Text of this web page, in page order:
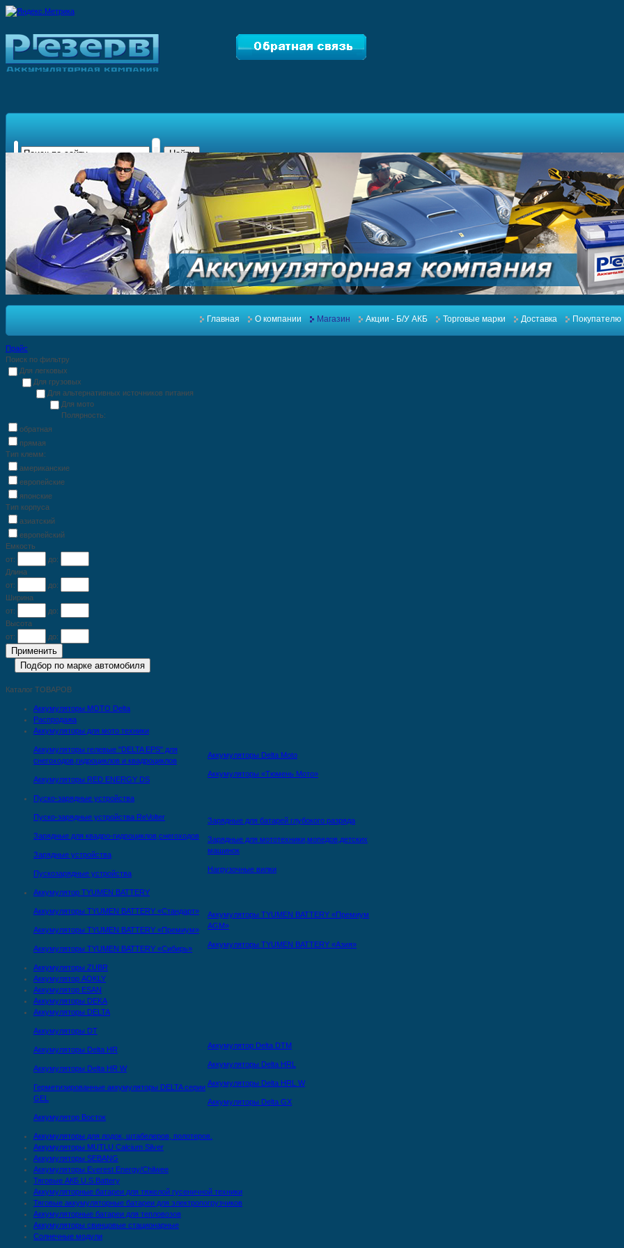
Главная О компании Магазин Акции - Б/У АКБ Торговые марки Доставка Покупателю
Прайс
Поиск по фильтру
Для легковых
Для грузовых
Для альтернативных источников питания
Для мото
Полярность:
обратная
прямая
Тип клемм:
американские
европейские
японские
Тип корпуса
азиатский
европейский
Емкость
от:
до:
Длина
от:
до:
Ширина
от:
до:
Высота
от:
до:
Каталог ТОВАРОВ
Аккумуляторы MOTO Delta
Распродажа
Аккумуляторы для мото техники
Аккумуляторы гелевые "DELTA EPS" для
снегоходов,гидроциклов и квадроциклов
Аккумуляторы RED ENERGY DS
Аккумуляторы Delta Moto
Аккумуляторы «Тюмень Мото»
Пуско-зарядные устройства
Пуско-зарядные устройства ReVolter
Зарядные для квадро-гидроциклов,снегоходов
Зарядные устройства
Пускозарядные устройства
Зарядные для батарей глубокого разряда
Зарядные для мототехники,мопедов,детских
машинок
Нагрузочные вилки
Аккумулятор TYUMEN BATTERY
Аккумуляторы TYUMEN BATTERY «Стандарт»
Аккумуляторы TYUMEN BATTERY «Премиум»
Аккумуляторы TYUMEN BATTERY «Сибирь»
Аккумуляторы TYUMEN BATTERY «Премиум
AGM»
Аккумуляторы TYUMEN BATTERY «Азия»
Аккумуляторы ZUBR
Аккумулятор AOKLY
Аккумулятор ESAN
Аккумуляторы DEKA
Аккумуляторы DELTA
Аккумуляторы DT
Аккумуляторы Delta HR
Аккумуляторы Delta HR W
Герметизированные аккумуляторы DELTA серии
GEL
Аккумулятор Восток
Аккумулятор Delta DTМ
Аккумуляторы Delta HRL
Аккумуляторы Delta HRL W
Аккумуляторы Delta GX
Аккумуляторы для лодок, штабелеров, полотеров.
Аккумуляторы MUTLU Calcium Silver
Аккумуляторы SEBANG
Аккумуляторы Everest Energy/Chilwee
Тяговые АКБ U.S.Battery
Аккумуляторные батареи для тяжелой гусеничной техники
Тяговые аккумуляторные батареи для электропогрузчиков
Аккумуляторные батареи для тепловозов
Аккумуляторы свинцовые стационарные
Солнечные модули